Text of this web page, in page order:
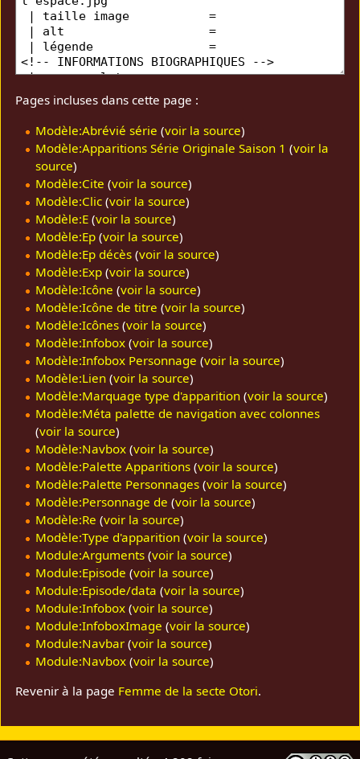
Pages incluses dans cette page :
Modèle:Abrévié série (voir la source)
Modèle:Apparitions Série Originale Saison 1 (voir la
source)
Modèle:Cite (voir la source)
Modèle:Clic(voir la source)
Modèle:E(voir la source)
Modèle:Ep(voir la source)
Modèle:Ep décès(voir la source)
Modèle:Exp(voir la source)
Modèle:Icône (voir la source)
Modèle:Icône de titre (voir la source)
Modèle:Icônes(voir la source)
Modèle:Infobox(voir la source)
Modèle:Infobox Personnage (voir la source)
Modèle:Lien(voir la source)
Modèle:Marquage type d'apparition(voir la source)
Modèle:Méta palette de navigation avec colonnes
(voir la source)
Modèle:Navbox(voir la source)
Modèle:Palette Apparitions(voir la source)
Modèle:Palette Personnages(voir la source)
Modèle:Personnage de (voir la source)
Modèle:Re (voir la source)
Modèle:Type d'apparition(voir la source)
Module:Arguments(voir la source)
Module:Episode (voir la source)
Module:Episode/data (voir la source)
Module:Infobox(voir la source)
Module:InfoboxImage (voir la source)
Module:Navbar(voir la source)
Module:Navbox(voir la source)
Revenir à la page Femme de la secte Otori.